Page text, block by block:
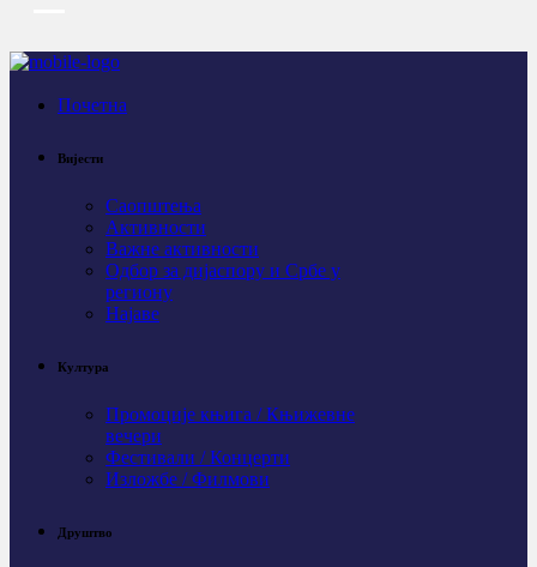
Почетна
Вијести
Саопштења
Активности
Важне активности
Одбор за дијаспору и Србе у
региону
Најаве
Култура
Промоције књига / Књижевне
вечери
Фестивали / Концерти
Изложбе / Филмови
Друштво